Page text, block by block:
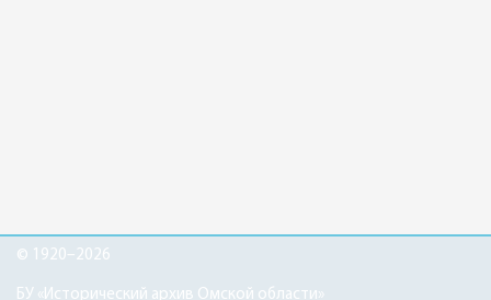
© 1920–2026
БУ «Исторический архив Омской области»